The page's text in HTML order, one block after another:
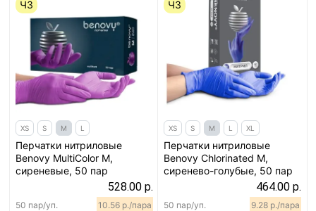
ЧЗ
XS S M L
Перчатки нитриловые
Benovy MultiColor M,
сиреневые, 50 пар
528.00 р.
50 пар/уп. 10.56 р./пара
ЧЗ
XS S M L XL
Перчатки нитриловые
Benovy Chlorinated M,
сиренево-голубые, 50 пар
464.00 р.
50 пар/уп. 9.28 р./пара